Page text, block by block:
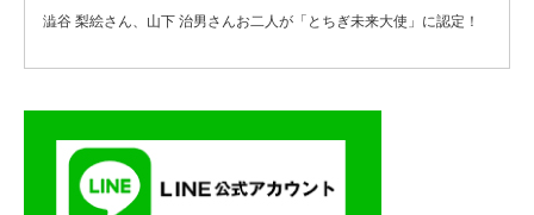
澁谷 梨絵さん、山下 治男さんお二人が「とちぎ未来大使」に認定！